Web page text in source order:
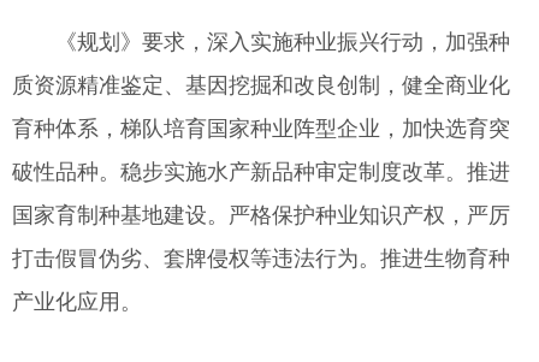
《规划》要求，深入实施种业振兴行动，加强种
质资源精准鉴定、基因挖掘和改良创制，健全商业化
育种体系，梯队培育国家种业阵型企业，加快选育突
破性品种。稳步实施水产新品种审定制度改革。推进
国家育制种基地建设。严格保护种业知识产权，严厉
打击假冒伪劣、套牌侵权等违法行为。推进生物育种
产业化应用。